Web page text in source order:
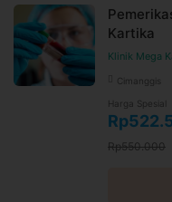
Kartika
Klinik Mega
Cimanggis
Harga Spesial
Rp550.000